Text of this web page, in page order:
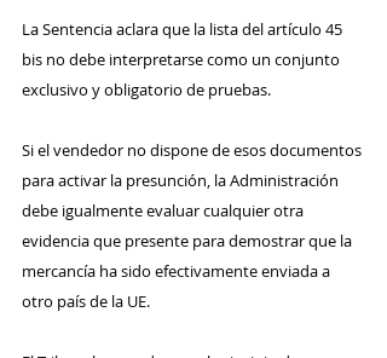
La Sentencia aclara que la lista del artículo 45
bis no debe interpretarse como un conjunto
exclusivo y obligatorio de pruebas.
Si el vendedor no dispone de esos documentos
para activar la presunción, la Administración
debe igualmente evaluar cualquier otra
evidencia que presente para demostrar que la
mercancía ha sido efectivamente enviada a
otro país de la UE.